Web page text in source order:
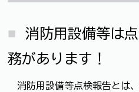
消防用設備等は
務があります！
消防用設備等点検報告とは